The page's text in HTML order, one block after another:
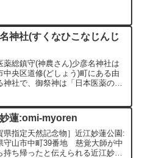
堂の全てが分かるホビーラン
れた模型やフィギュ...
神社(すくなひこなじんじ
薬総鎮守(神農さん)少彦名神社は
中央区道修(どしょう)町にある由
神社で、御祭神は「日本医薬の祖
。 薬の神として健康増進、交易
して商...
蓮:omi-myoren
県指定天然記念物］近江妙蓮公園:
守山市中町39番地 慈覚大師が中
持ち帰ったと伝えられる近江妙蓮